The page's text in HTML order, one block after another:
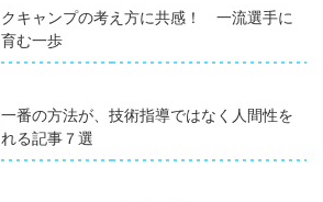
キャンプの考え方に共感！ 一流選手に
む一歩
番の方法が、技術指導ではなく人間性を
る記事７選